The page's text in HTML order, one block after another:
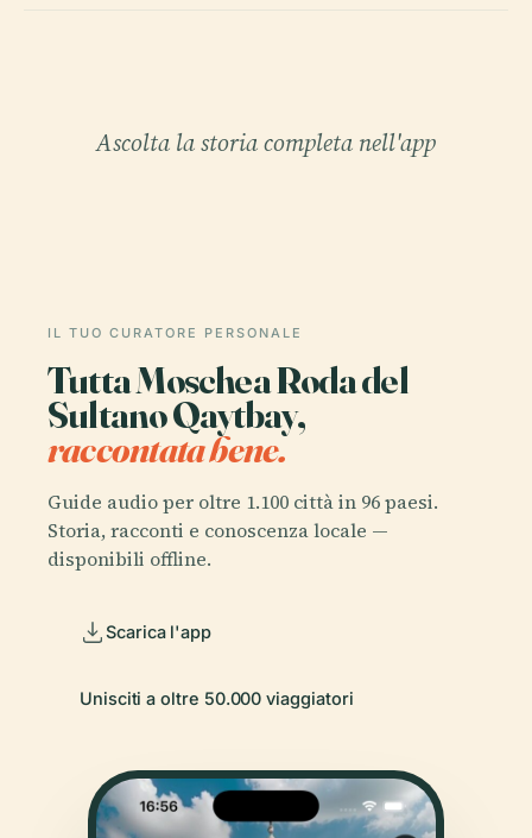
Ascolta la storia completa nell'app
IL TUO CURATORE PERSONALE
Tutta Moschea Roda del
Sultano Qaytbay,
raccontata bene.
Guide audio per oltre 1.100 città in 96 paesi.
Storia, racconti e conoscenza locale —
disponibili offline.
Scarica l'app
Unisciti a oltre 50.000 viaggiatori